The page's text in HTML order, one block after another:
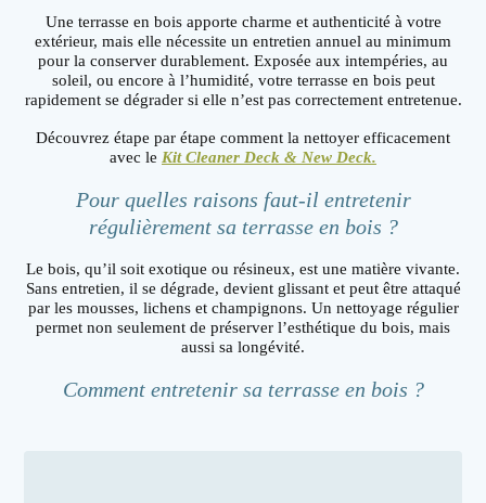
Une terrasse en bois apporte charme et authenticité à votre
extérieur, mais elle nécessite un entretien annuel au minimum
pour la conserver durablement. Exposée aux intempéries, au
soleil, ou encore à l’humidité, votre terrasse en bois peut
rapidement se dégrader si elle n’est pas correctement entretenue.
Découvrez étape par étape comment la nettoyer efficacement
avec le Kit Cleaner Deck & New Deck.
Pour quelles raisons faut-il entretenir
régulièrement sa terrasse en bois ?
Le bois, qu’il soit exotique ou résineux, est une matière vivante.
Sans entretien, il se dégrade, devient glissant et peut être attaqué
par les mousses, lichens et champignons. Un nettoyage régulier
permet non seulement de préserver l’esthétique du bois, mais
aussi sa longévité.
Comment entretenir sa terrasse en bois ?